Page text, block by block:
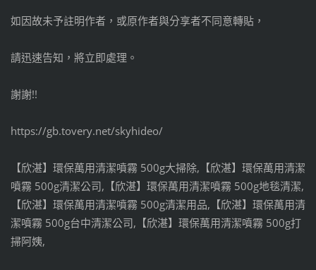
如因故未予註明作者，或原作者與分享者不同意轉貼，
請迅速告知，將立即處理。
謝謝!!
https://gb.tovery.net/skyhideo/
【欣湛】環保萬用清潔噴霧 500g大掃除,【欣湛】環保萬用清潔
噴霧 500g清潔公司,【欣湛】環保萬用清潔噴霧 500g地毯清潔,
【欣湛】環保萬用清潔噴霧 500g清潔用品,【欣湛】環保萬用清
潔噴霧 500g台中清潔公司,【欣湛】環保萬用清潔噴霧 500g打
掃阿姨,